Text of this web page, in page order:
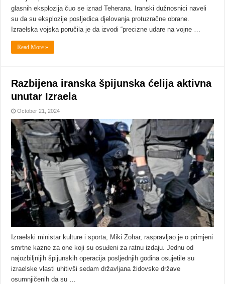
glasnih eksplozija čuo se iznad Teherana. Iranski dužnosnici naveli
su da su eksplozije posljedica djelovanja protuzračne obrane.
Izraelska vojska poručila je da izvodi “precizne udare na vojne …
Read More »
Razbijena iranska špijunska ćelija aktivna
unutar Izraela
October 21, 2024
Izraelski ministar kulture i sporta, Miki Zohar, raspravljao je o primjeni
smrtne kazne za one koji su osuđeni za ratnu izdaju. Jednu od
najozbiljnijih špijunskih operacija posljednjih godina osujetile su
izraelske vlasti uhitivši sedam državljana židovske države
osumnjičenih da su …